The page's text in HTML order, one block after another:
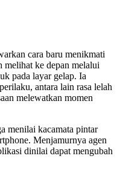
cara baru menikmati
melihat ke depan melalui
pada layar gelap. Ia
antara lain rasa lelah
melewatkan momen
menilai kacamata pintar
Menjamurnya agen
dinilai dapat mengubah